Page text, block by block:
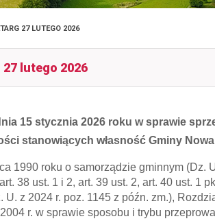
27 LUTEGO 2026
lutego 2026
15 stycznia 2026 roku w sprawie
stanowiących własność Gminy
1990 roku o samorządzie gminnym (Dz.
38 ust. 1 i 2, art. 39 ust. 2, art. 40 ust. 1
z 2024 r. poz. 1145 z późn. zm.),
r. w sprawie sposobu i trybu